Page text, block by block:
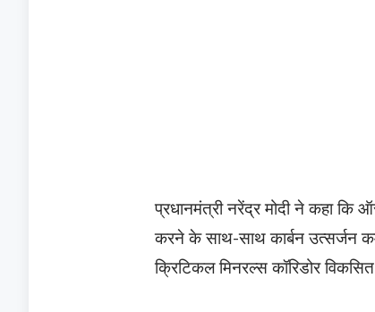
प्रधानमंत्री नरेंद्र मोदी ने कहा कि
करने के साथ-साथ कार्बन उत्सर्जन
क्रिटिकल मिनरल्स कॉरिडोर